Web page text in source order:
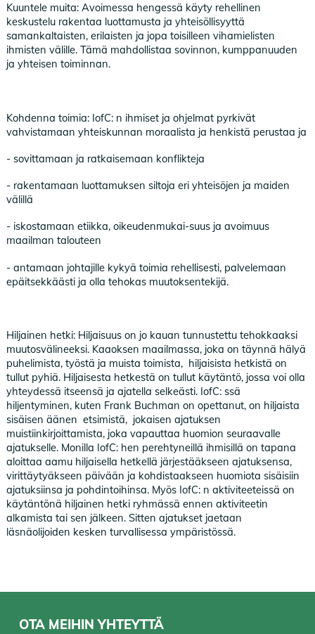
Kuuntele muita: Avoimessa hengessä käyty rehellinen
keskustelu rakentaa luottamusta ja yhteisöllisyyttä
samankaltaisten, erilaisten ja jopa toisilleen vihamielisten
ihmisten välille. Tämä mahdollistaa sovinnon, kumppanuuden
ja yhteisen toiminnan.
Kohdenna toimia: IofC: n ihmiset ja ohjelmat pyrkivät
vahvistamaan yhteiskunnan moraalista ja henkistä perustaa ja
- sovittamaan ja ratkaisemaan konflikteja
- rakentamaan luottamuksen siltoja eri yhteisöjen ja maiden
välillä
- iskostamaan etiikka, oikeudenmukai-suus ja avoimuus
maailman talouteen
- antamaan johtajille kykyä toimia rehellisesti, palvelemaan
epäitsekkäästi ja olla tehokas muutoksentekijä.
Hiljainen hetki: Hiljaisuus on jo kauan tunnustettu tehokkaaksi
muutosvälineeksi. Kaaoksen maailmassa, joka on täynnä hälyä
puhelimista, työstä ja muista toimista, hiljaisista hetkistä on
tullut pyhiä. Hiljaisesta hetkestä on tullut käytäntö, jossa voi olla
yhteydessä itseensä ja ajatella selkeästi. IofC: ssä
hiljentyminen, kuten Frank Buchman on opettanut, on hiljaista
sisäisen äänen etsimistä, jokaisen ajatuksen
muistiinkirjoittamista, joka vapauttaa huomion seuraavalle
ajatukselle. Monilla IofC: hen perehtyneillä ihmisillä on tapana
aloittaa aamu hiljaisella hetkellä järjestääkseen ajatuksensa,
virittäytyäkseen päivään ja kohdistaakseen huomiota sisäisiin
ajatuksiinsa ja pohdintoihinsa. Myös IofC: n aktiviteeteissä on
käytäntönä hiljainen hetki ryhmässä ennen aktiviteetin
alkamista tai sen jälkeen. Sitten ajatukset jaetaan
läsnäolijoiden kesken turvallisessa ympäristössä.
OTA MEIHIN YHTEYTTÄ